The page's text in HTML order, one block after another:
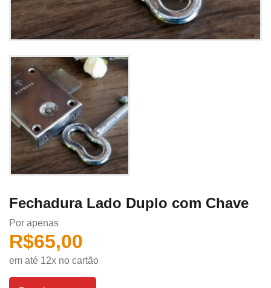
Fechadura Lado Duplo com Chave
Por apenas
R$65,00
em até 12x no cartão